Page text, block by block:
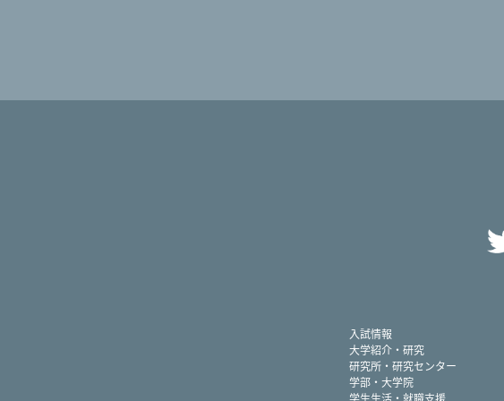
入試情報
大学紹介・研究
研究所・研究センター
学部・大学院
学生生活・就職支援